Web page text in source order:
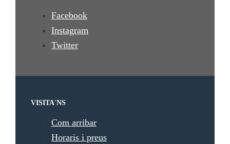
Facebook
Instagram
Twitter
VISITA'NS
Com arribar
Horaris i preus